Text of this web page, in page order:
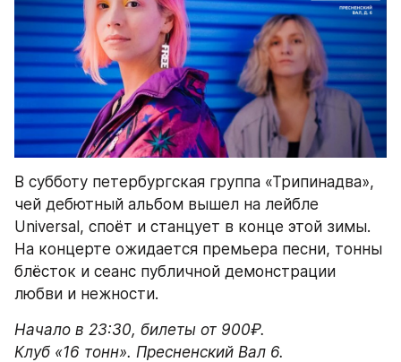
В субботу петербургская группа «Трипинадва»,
чей дебютный альбом вышел на лейбле
Universal, споёт и станцует в конце этой зимы.
На концерте ожидается премьера песни, тонны
блёсток и сеанс публичной демонстрации
любви и нежности.
Начало в 23:30, билеты от 900₽.
Клуб «16 тонн». Пресненский Вал 6.